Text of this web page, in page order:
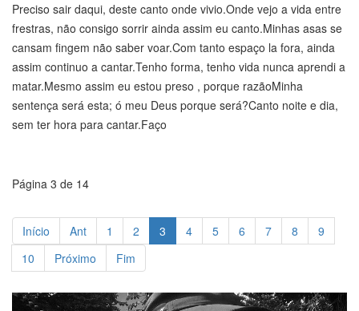
Preciso sair daqui, deste canto onde vivio.Onde vejo a vida entre
frestras, não consigo sorrir ainda assim eu canto.Minhas asas se
cansam fingem não saber voar.Com tanto espaço la fora, ainda
assim continuo a cantar.Tenho forma, tenho vida nunca aprendi a
matar.Mesmo assim eu estou preso , porque razãoMinha
sentença será esta; ó meu Deus porque será?Canto noite e dia,
sem ter hora para cantar.Faço
Página 3 de 14
Início Ant 1 2 3 4 5 6 7 8
9
10
Próximo Fim